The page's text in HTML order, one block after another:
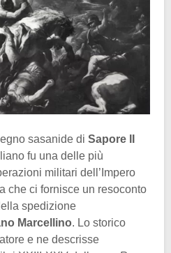
sasanide di Sapore II
fu una delle più
militari dell’Impero
che ci fornisce un resoconto
spedizione
Marcellino. Lo storico
e ne descrisse